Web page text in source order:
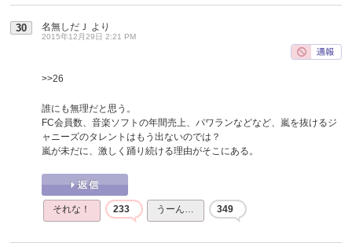
30 名無しだＪ より
2015年12月29日 2:21 PM
>>26
誰にも無理だと思う。
FC会員数、音楽ソフトの年間売上、パワランなどなど、嵐を抜けるジ
ャニーズのタレントはもう出ないのでは？
嵐が未だに、激しく踊り続ける理由がそこにある。
それな！ 233 うーん… 349